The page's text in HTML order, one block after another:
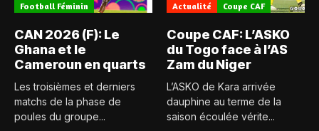
Football Féminin
CAN 2026 (F): Le
Ghana et le
Cameroun en quarts
Les troisièmes et derniers
matchs de la phase de
poules du groupe...
Actualité Coupe CAF
Coupe CAF: L’ASKO
du Togo face à l’AS
Zam du Niger
L’ASKO de Kara arrivée
dauphine au terme de la
saison écoulée vérite...